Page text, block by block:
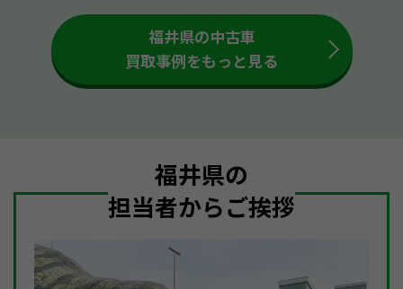
福井県の中古車
買取事例をもっと見る
福井県の
担当者からご挨拶